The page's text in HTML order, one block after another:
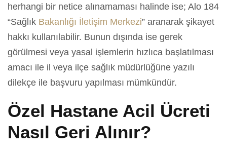
herhangi bir netice alınamaması halinde ise; Alo 184
“Sağlık Bakanlığı İletişim Merkezi” aranarak şikayet
hakkı kullanılabilir. Bunun dışında ise gerek
görülmesi veya yasal işlemlerin hızlıca başlatılması
amacı ile il veya ilçe sağlık müdürlüğüne yazılı
dilekçe ile başvuru yapılması mümkündür.
Özel Hastane Acil Ücreti
Nasıl Geri Alınır?